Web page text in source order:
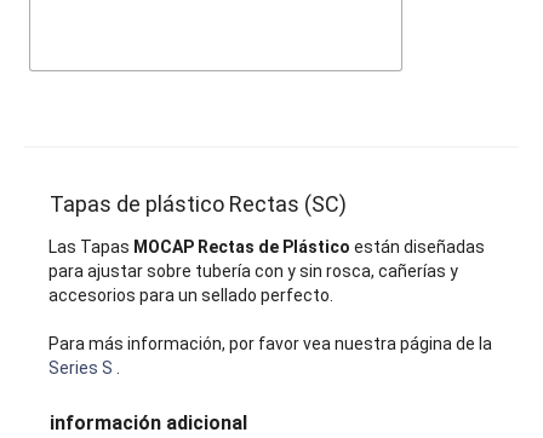
Tapas de plástico Rectas (SC)
Las Tapas MOCAP Rectas de Plástico están diseñadas
para ajustar sobre tubería con y sin rosca, cañerías y
accesorios para un sellado perfecto.
Para más información, por favor vea nuestra página de la
Series S
información adicional